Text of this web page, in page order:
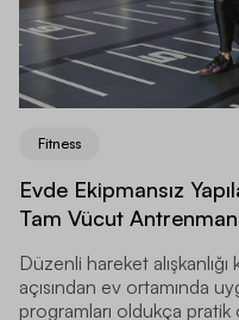
Fitness
Evde Ekipmansız
Tam Vücut
Düzenli hareket
açısından ev ortamında
programları oldukça